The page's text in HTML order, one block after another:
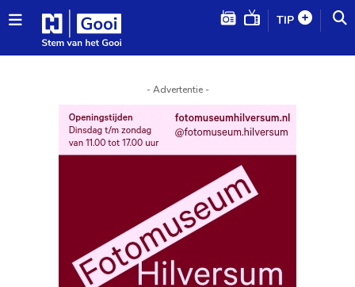
TIP
- Advertentie -